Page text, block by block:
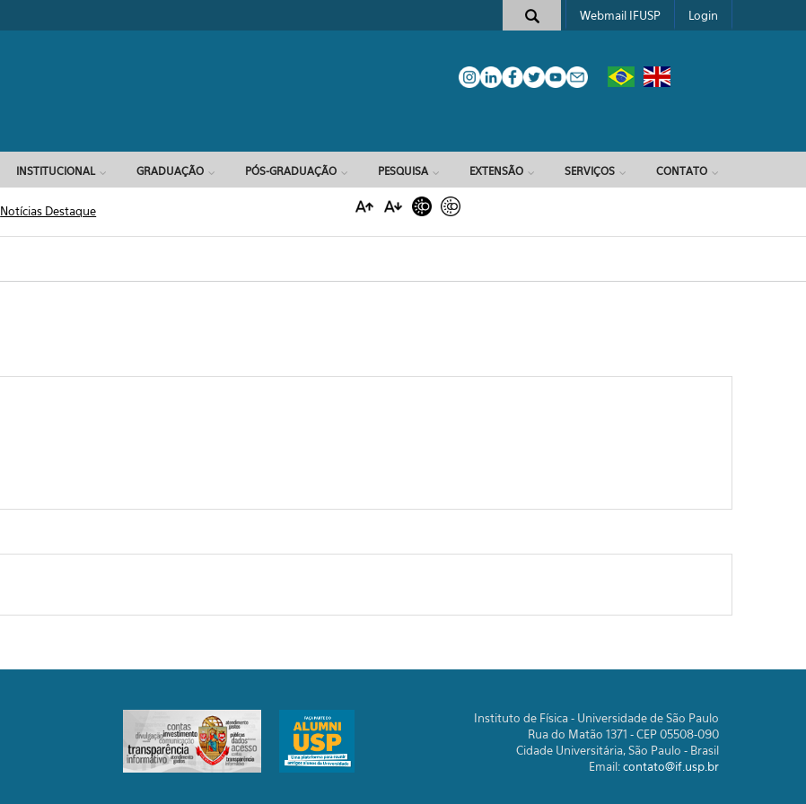
Formulário de busca
Webmail IFUSP Login
INSTITUCIONAL GRADUAÇÃO PÓS-GRADUAÇÃO PESQUISA EXTENSÃO SERVIÇOS CONTATO
Notícias Destaque
Instituto de Física - Universidade de São Paulo
Rua do Matão 1371 - CEP 05508-090
Cidade Universitária, São Paulo - Brasil
Email:contato@if.usp.br